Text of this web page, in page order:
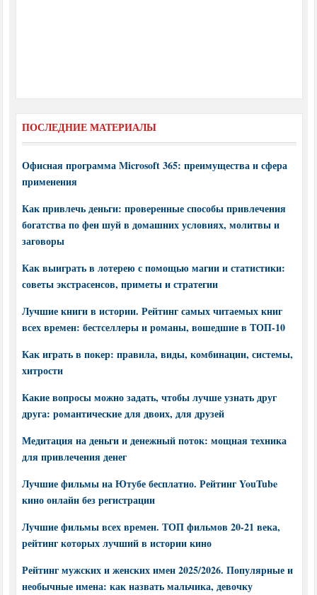
ПОСЛЕДНИЕ МАТЕРИАЛЫ
Офисная программа Microsoft 365: преимущества и сфера
применения
Как привлечь деньги: проверенные способы привлечения
богатства по фен шуй в домашних условиях, молитвы и
заговоры
Как выиграть в лотерею с помощью магии и статистики:
советы экстрасенсов, приметы и стратегии
Лучшие книги в истории. Рейтинг самых читаемых книг
всех времен: бестселлеры и романы, вошедшие в ТОП-10
Как играть в покер: правила, виды, комбинации, системы,
хитрости
Какие вопросы можно задать, чтобы лучше узнать друг
друга: романтические для двоих, для друзей
Медитация на деньги и денежный поток: мощная техника
для привлечения денег
Лучшие фильмы на Ютубе бесплатно. Рейтинг YouTube
кино онлайн без регистрации
Лучшие фильмы всех времен. ТОП фильмов 20-21 века,
рейтинг которых лучший в истории кино
Рейтинг мужских и женских имен 2025/2026. Популярные и
необычные имена: как назвать мальчика, девочку